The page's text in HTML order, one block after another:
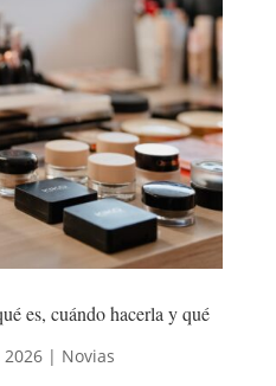
es, cuándo hacerla y qué
2026| Novias